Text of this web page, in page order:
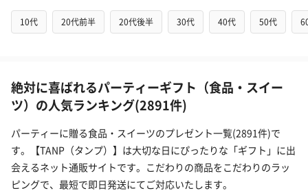
10代 20代前半 20代後半 30代 40代 50代
絶対に喜ばれるパーティーギフト（食品・スイー
ツ）の人気ランキング(2891件)
パーティーに贈る食品・スイーツのプレゼント一覧(2891件)で
す。【TANP（タンプ）】は大切な日にぴったりな「ギフト」に出
会えるネット通販サイトです。こだわりの商品をこだわりのラッ
ピングで、最短で即日発送にてご対応いたします。